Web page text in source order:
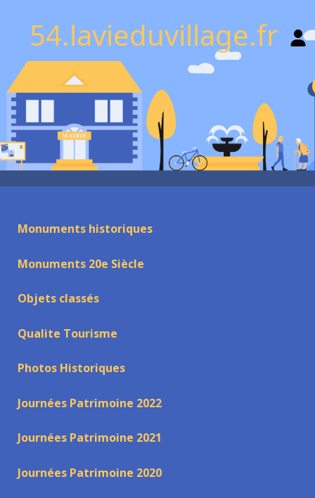
54.lavieduvillage.fr
Monuments historiques
Monuments 20e Siècle
Objets classés
Qualite Tourisme
Photos Historiques
Journées Patrimoine 2022
Journées Patrimoine 2021
Journées Patrimoine 2020